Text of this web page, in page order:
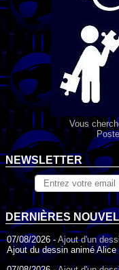
Vous
NEWSLETTER
DERNIÈRES
07/08/2026 - Ajout d'un
Ajout du dessin animé